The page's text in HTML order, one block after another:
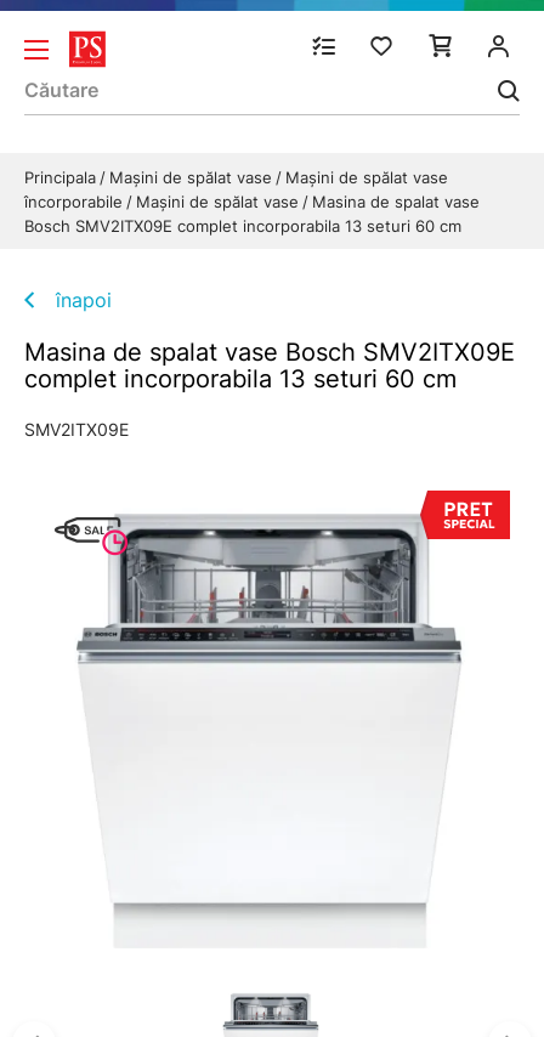
Principala Mașini de spălat vase
Mașini de spălat vase
încorporabile
Mașini de spălat vase
Masina de spalat vase
Bosch SMV2ITX09E complet incorporabila 13 seturi 60 cm
înapoi
Masina de spalat vase Bosch SMV2ITX09E
complet incorporabila 13 seturi 60 cm
SMV2ITX09E